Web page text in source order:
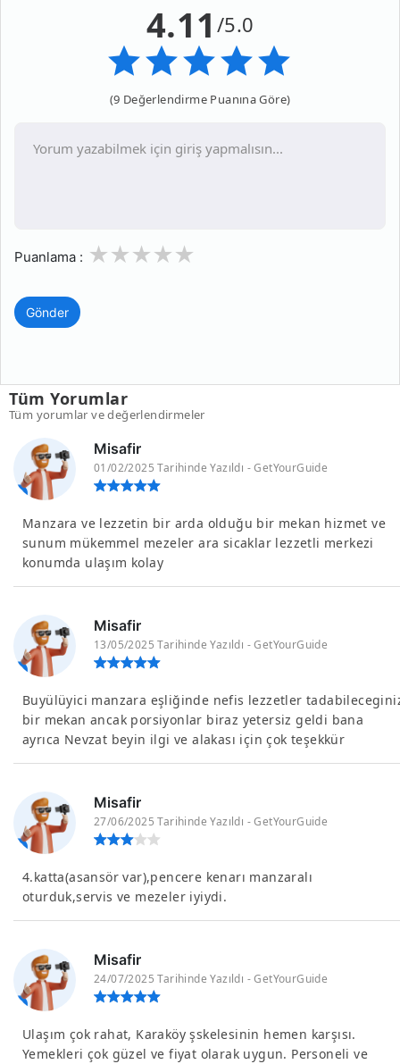
4.11 /5.0
(9 Değerlendirme Puanına Göre)
Puanlama : 3
2
1
Gönder
Tüm Yorumlar
Tüm yorumlar ve değerlendirmeler
Misafir
01/02/2025 Tarihinde Yazıldı - GetYourGuide
Manzara ve lezzetin bir arda olduğu bir mekan hizmet ve
sunum mükemmel mezeler ara sicaklar lezzetli merkezi
konumda ulaşım kolay
Misafir
13/05/2025 Tarihinde Yazıldı - GetYourGuide
Buyülüyici manzara eşliğinde nefis lezzetler
bir mekan ancak porsiyonlar biraz yetersiz geldi bana
ayrıca Nevzat beyin ilgi ve alakası için çok teşekkür
Misafir
27/06/2025 Tarihinde Yazıldı - GetYourGuide
4.katta(asansör var),pencere kenarı manzaralı
oturduk,servis ve mezeler iyiydi.
Misafir
24/07/2025 Tarihinde Yazıldı - GetYourGuide
Ulaşım çok rahat, Karaköy şskelesinin hemen karşısı.
Yemekleri çok güzel ve fiyat olarak uygun. Personeli ve